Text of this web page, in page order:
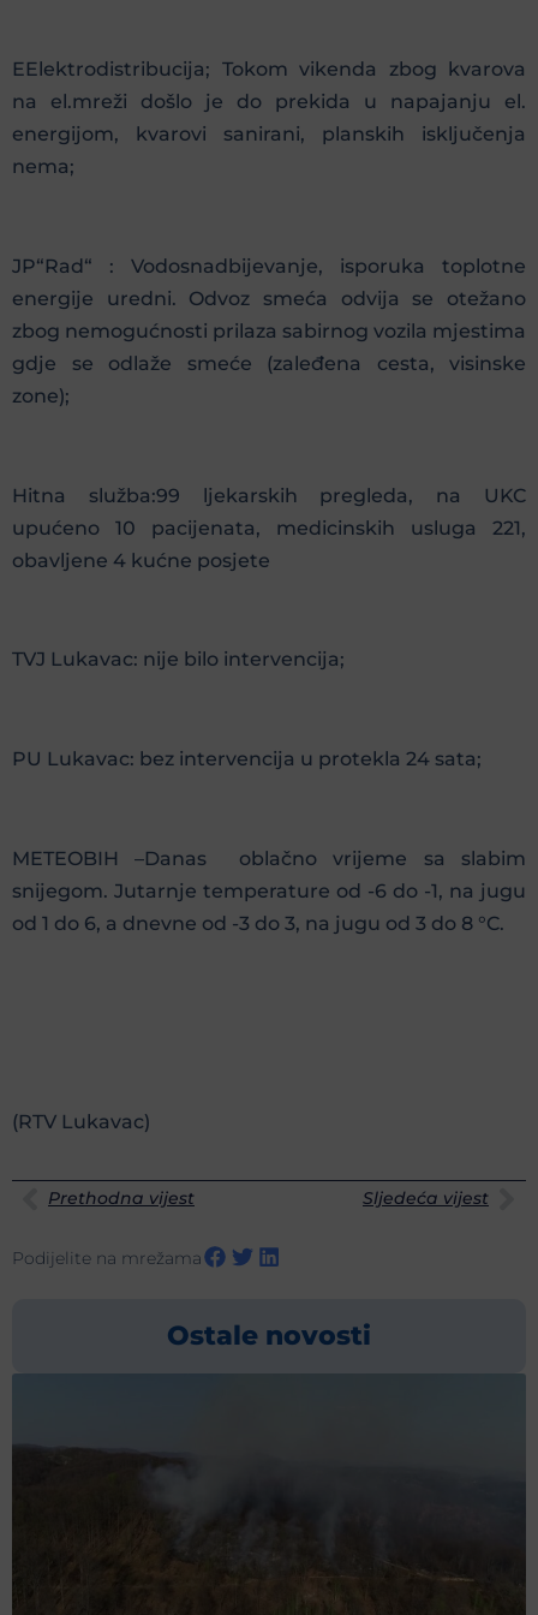
EElektrodistribucija; Tokom vikenda zbog kvarova
na el.mreži došlo je do prekida u napajanju el.
energijom, kvarovi sanirani, planskih isključenja
nema;
JP“Rad“ : Vodosnadbijevanje, isporuka toplotne
energije uredni. Odvoz smeća odvija se otežano
zbog nemogućnosti prilaza sabirnog vozila mjestima
gdje se odlaže smeće (zaleđena cesta, visinske
zone);
Hitna služba:99 ljekarskih pregleda, na UKC
upućeno 10 pacijenata, medicinskih usluga 221,
obavljene 4 kućne posjete
TVJ Lukavac: nije bilo intervencija;
PU Lukavac: bez intervencija u protekla 24 sata;
METEOBIH –Danas oblačno vrijeme sa slabim
snijegom. Jutarnje temperature od -6 do -1, na jugu
od 1 do 6, a dnevne od -3 do 3, na jugu od 3 do 8 °C.
(RTV Lukavac)
Prethodna vijest Sljedeća vijest
Podijelite na mrežama
Ostale novosti